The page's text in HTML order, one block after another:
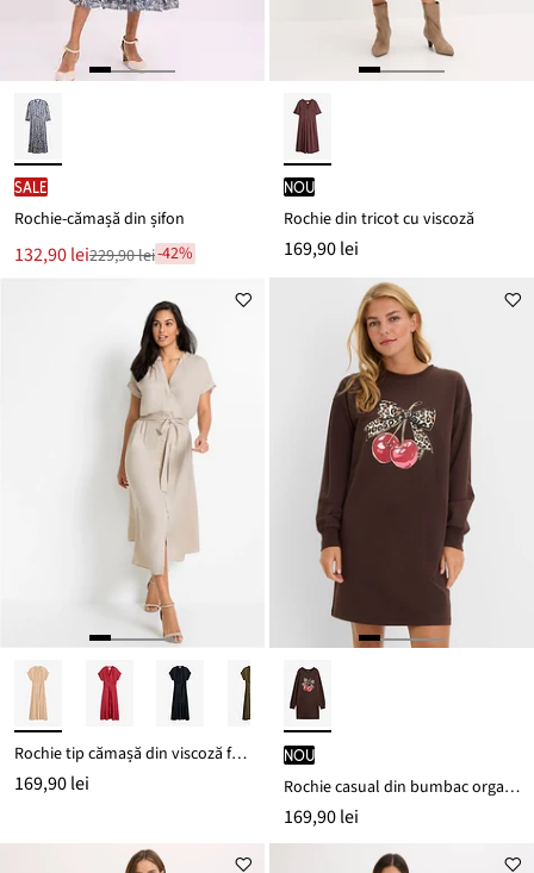
SALE
Rochie-cămașă din șifon
Noul
preț
132,90 lei
Reducere229,90 lei-42%
nou
Rochie din tricot cu viscoză
169,90 lei
Rochie tip cămașă din viscoză fluidă
169,90 lei
nou
Rochie casual din bumbac organic 100%
169,90 lei